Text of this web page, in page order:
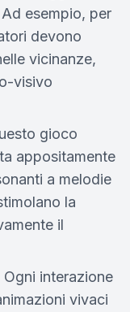
esempio, per
devono
vicinanze,
visivo
gioco
appositamente
a melodie
la
il
Ogni interazione
vivaci